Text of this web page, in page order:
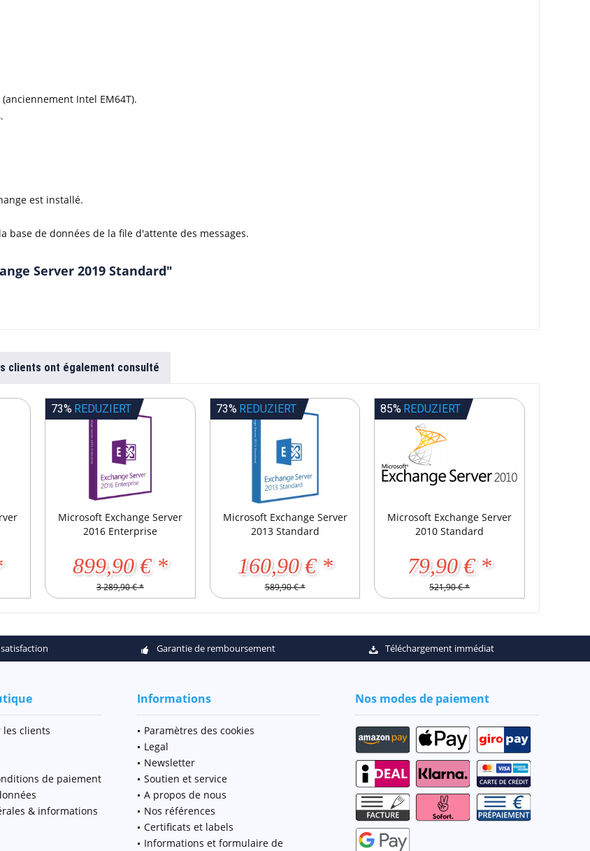
Intel EM64T).
est installé.
de données de la file d'attente des messages.
Server 2019 Standard"
clients ont également consulté
73% REDUZIERT
Microsoft Exchange Server
2016 Enterprise
899,90 € *
3 289,90 € *
73% REDUZIERT
Microsoft Exchange Server
2013 Standard
160,90 € *
589,90 € *
85% REDUZIERT
Microsoft Exchange Server
2010 Standard
79,90 € *
521,90 € *
Garantie de remboursement Téléchargement immédiat
les clients
de paiement
& informations
Informations
Paramètres des cookies
Legal
Newsletter
Soutien et service
A propos de nous
Nos références
Certificats et labels
Informations et formulaire de
Nos modes de paiement